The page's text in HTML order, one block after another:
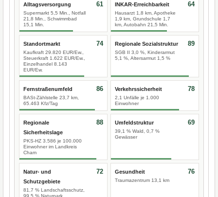
Alltagsversorgung
Supermarkt 5,5 Min., Notfall
21,8 Min., Schwimmbad
15,1 Min.
61 INKAR-Erreichbarkeit
Hausarzt 1,8 km, Apotheke
1,9 km, Grundschule 1,7
km, Autobahn 21,5 Min.
64
Standortmarkt
Kaufkraft 29.820 EUR/Ew.,
Steuerkraft 1.622 EUR/Ew.,
Einzelhandel 8.143
EUR/Ew.
74 Regionale Sozialstruktur
SGB II 3,0 %, Kinderarmut
5,1 %, Altersarmut 1,5 %
89
Fernstraßenumfeld
BASt-Zählstelle 23,7 km,
65.463 Kfz/Tag
86 Verkehrssicherheit
2,1 Unfälle je 1.000
Einwohner
78
Regionale
Sicherheitslage
PKS-HZ 3.586 je 100.000
Einwohner im Landkreis
Cham
88 Umfeldstruktur
39,1 % Wald, 0,7 %
Gewässer
69
Natur- und
Schutzgebiete
81,7 % Landschaftsschutz,
99,5 % Naturpark
72 Gesundheit
Traumazentrum 13,1 km
76